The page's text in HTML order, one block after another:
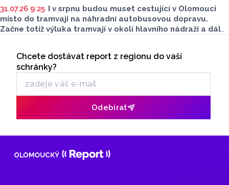
31.07.26 9:25 I v srpnu budou muset cestující v Olomouci
místo do tramvají na náhradní autobusovou dopravu.
Začne totiž výluka tramvají v okolí hlavního nádraží a dál
upřesnil, jak bude upraven provoz.
Odběr newsletteru
Chcete dostávat report z regionu do vaší
schránky?
Odebírat